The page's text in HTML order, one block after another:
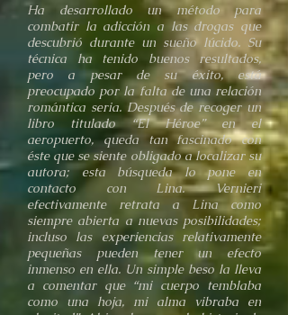
Ha desarrollado un método para
combatir la adicción a las drogas que
descubrió durante un sueño lúcido. Su
técnica ha tenido buenos resultados,
pero a pesar de su éxito, está
preocupado por la falta de una relación
romántica seria. Después de recoger un
libro titulado “El Héroe” en el
aeropuerto, queda tan fascinado con
éste que se siente obligado a localizar su
autora; esta búsqueda lo pone en
contacto con Lina. Vernieri
efectivamente retrata a Lina como
siempre abierta a nuevas posibilidades;
incluso las experiencias relativamente
pequeñas pueden tener un efecto
inmenso en ella. Un simple beso la lleva
a comentar que “mi cuerpo temblaba
como una hoja, mi alma vibraba en